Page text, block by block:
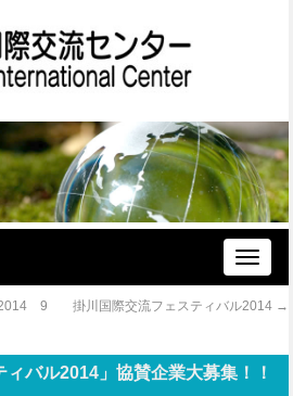
Toggle
2014 9
掛川国際交流フェスティバル2014 →
ィバル2014」協賛企業大募集！！